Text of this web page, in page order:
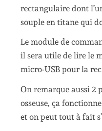
rectangulaire dont
souple en titane qui
Le module de
il sera utile de lire le
micro-USB pour la
On remarque aussi 2
osseuse, ça
et on peut tout à fait